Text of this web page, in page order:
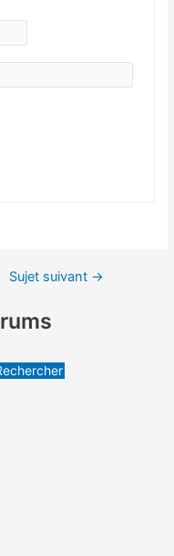
Sujet suivant →